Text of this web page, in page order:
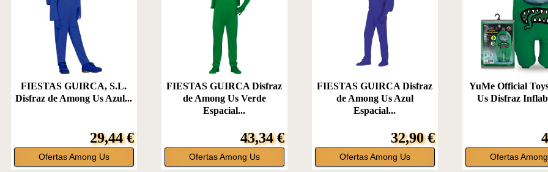
FIESTAS GUIRCA, S.L.
Disfraz de Among Us Azul...
29,44 €
Ofertas Among Us
FIESTAS GUIRCA Disfraz
de Among Us Verde
Espacial...
43,34 €
Ofertas Among Us
FIESTAS GUIRCA Disfraz
de Among Us Azul
Espacial...
32,90 €
Ofertas Among Us
YuMe Official
Us Disfraz
Ofertas